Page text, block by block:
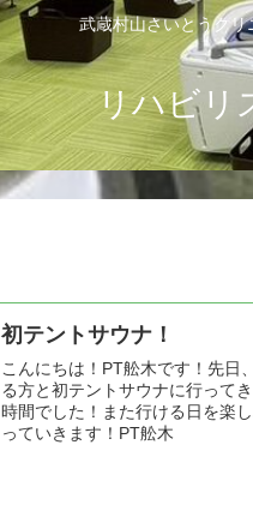
武蔵村山さいとうク
リハビリ
初テントサウナ！
こんにちは！PT舩木です！先日
る方と初テントサウナに行って
時間でした！また行ける日を楽
っていきます！PT舩木